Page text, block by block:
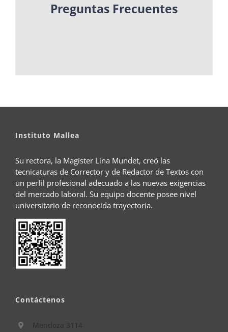
Preguntas Frecuentes
Instituto Mallea
Su rectora, la Magíster Lina Mundet, creó las
tecnicaturas de Corrector y de Redactor de Textos con
un perfil profesional adecuado a las nuevas exigencias
del mercado laboral. Su equipo docente posee nivel
universitario de reconocida trayectoria.
Contáctenos
Mendoza 3114